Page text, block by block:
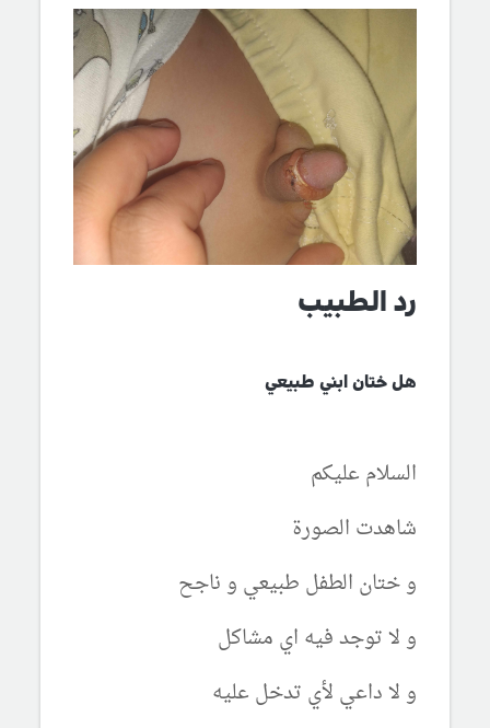
رد الطبيب
هل ختان ابني طبيعي
السلام عليكم
شاهدت الصورة
و ختان الطفل طبيعي و ناجح
و لا توجد فيه اي مشاكل
و لا داعي لأي تدخل عليه